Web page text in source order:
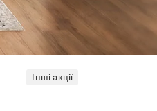
Інші акції